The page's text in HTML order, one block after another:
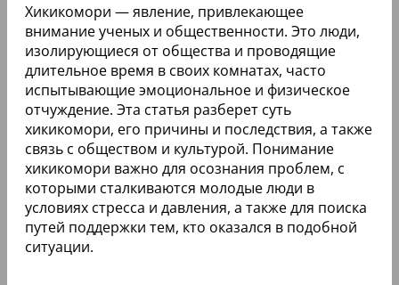
Хикикомори — явление, привлекающее
внимание ученых и общественности. Это люди,
изолирующиеся от общества и проводящие
длительное время в своих комнатах, часто
испытывающие эмоциональное и физическое
отчуждение. Эта статья разберет суть
хикикомори, его причины и последствия, а также
связь с обществом и культурой. Понимание
хикикомори важно для осознания проблем, с
которыми сталкиваются молодые люди в
условиях стресса и давления, а также для поиска
путей поддержки тем, кто оказался в подобной
ситуации.